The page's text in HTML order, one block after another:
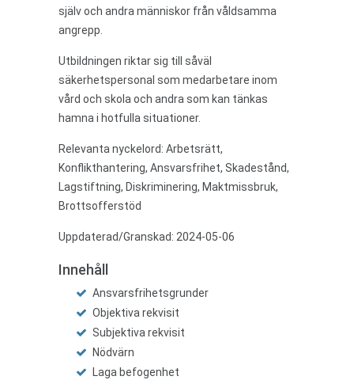
själv och andra människor från våldsamma
angrepp.
Utbildningen riktar sig till såväl
säkerhetspersonal som medarbetare inom
vård och skola och andra som kan tänkas
hamna i hotfulla situationer.
Relevanta nyckelord: Arbetsrätt,
Konflikthantering, Ansvarsfrihet, Skadestånd,
Lagstiftning, Diskriminering, Maktmissbruk,
Brottsofferstöd
Uppdaterad/Granskad: 2024-05-06
Innehåll
Ansvarsfrihetsgrunder
Objektiva rekvisit
Subjektiva rekvisit
Nödvärn
Laga befogenhet